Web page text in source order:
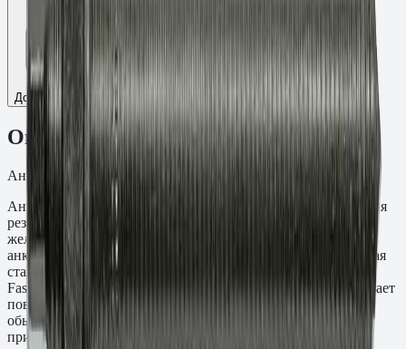
Добавить к сравнению
Описание
Анкерные шпильки
Анкерная шпилька V-A fvz × мм предназначена для создания
резьбовых точек крепления в монолитных и сборных
железобетонных конструкциях методом химической
анкеровки. Глубина заделки — мм. Материал: оцинкованная
сталь кл.пр. 5.8. Применяется с инъекционными составами
Fasty серий VE-SF, VE-Polar, VME-600 и PE-SF. Обеспечивает
повышенную коррозионную стойкость по сравнению с
обычным цинкованием — подходит для наружных
применений и влажных сред.